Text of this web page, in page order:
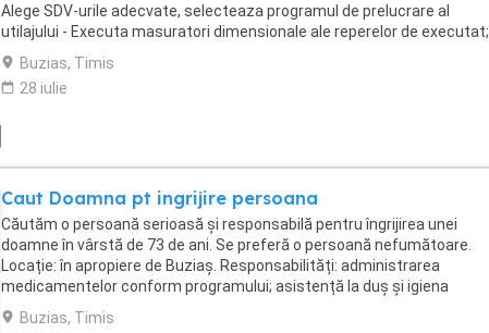
Alege SDV-urile adecvate, selecteaza programul de prelucrare al
utilajului - Executa masuratori dimensionale ale reperelor de executat;
Oferim: - Salariu motivant; - ...
Buzias, Timis
28 iulie
Caut Doamna pt ingrijire persoana
Căutăm o persoană serioasă și responsabilă pentru îngrijirea unei
doamne în vârstă de 73 de ani. Se preferă o persoană nefumătoare.
Locație: în apropiere de Buziaș. Responsabilități: administrarea
medicamentelor conform programului; asistență la duș și igiena
personală; gătit; menaj ușor. Pentru mai ...
Buzias, Timis